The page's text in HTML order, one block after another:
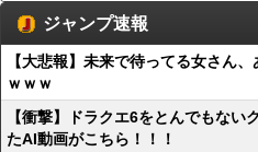
ジャンプ速報
【大悲報】未来で待ってる女さん
ｗｗｗ
【衝撃】ドラクエ6をとんでもない
たAI動画がこちら！！！